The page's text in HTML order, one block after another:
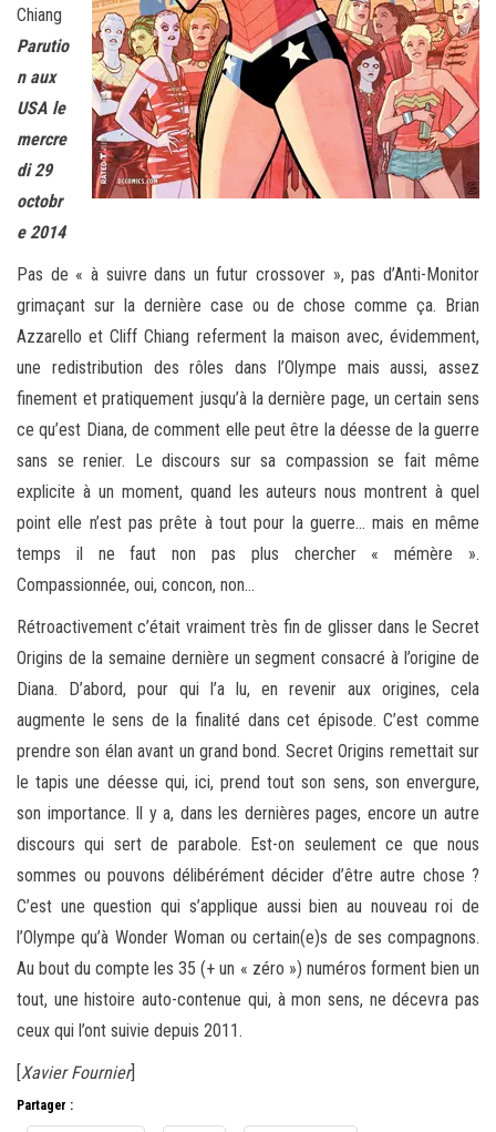
Chiang
Parutio
n aux
USA le
mercre
di 29
octobr
e 2014
Pas de « à suivre dans un futur crossover », pas d’Anti-Monitor
grimaçant sur la dernière case ou de chose comme ça. Brian
Azzarello et Cliff Chiang referment la maison avec, évidemment,
une redistribution des rôles dans l’Olympe mais aussi, assez
finement et pratiquement jusqu’à la dernière page, un certain sens
ce qu’est Diana, de comment elle peut être la déesse de la guerre
sans se renier. Le discours sur sa compassion se fait même
explicite à un moment, quand les auteurs nous montrent à quel
point elle n’est pas prête à tout pour la guerre… mais en même
temps il ne faut non pas plus chercher « mémère ».
Compassionnée, oui, concon, non…
Rétroactivement c’était vraiment très fin de glisser dans le Secret
Origins de la semaine dernière un segment consacré à l’origine de
Diana. D’abord, pour qui l’a lu, en revenir aux origines, cela
augmente le sens de la finalité dans cet épisode. C’est comme
prendre son élan avant un grand bond. Secret Origins remettait sur
le tapis une déesse qui, ici, prend tout son sens, son envergure,
son importance. Il y a, dans les dernières pages, encore un autre
discours qui sert de parabole. Est-on seulement ce que nous
sommes ou pouvons délibérément décider d’être autre chose ?
C’est une question qui s’applique aussi bien au nouveau roi de
l’Olympe qu’à Wonder Woman ou certain(e)s de ses compagnons.
Au bout du compte les 35 (+ un « zéro ») numéros forment bien un
tout, une histoire auto-contenue qui, à mon sens, ne décevra pas
ceux qui l’ont suivie depuis 2011.
[Xavier Fournier]
Partager :